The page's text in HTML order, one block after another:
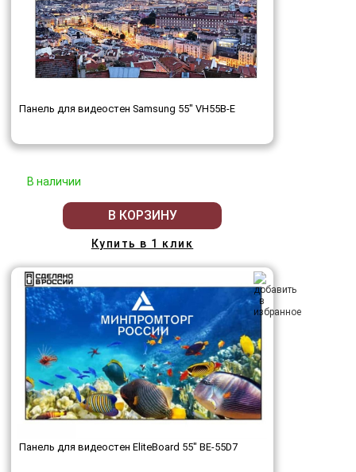
Панель для видеостен Samsung 55" VH55B-E
В наличии
В КОРЗИНУ
Купить в 1 клик
Панель для видеостен EliteBoard 55" BE-55D7